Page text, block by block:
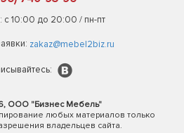
с 10:00 до 20:00 / пн-пт
zakaz@mebel2biz.ru
ООО "Бизнес Мебель"
любых материалов только
владельцев сайта.